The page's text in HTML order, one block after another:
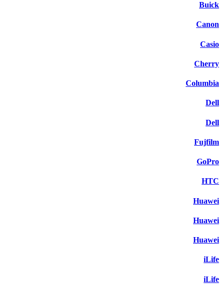
Buick
Canon
Casio
Cherry
Columbia
Dell
Dell
Fujfilm
GoPro
HTC
Huawei
Huawei
Huawei
iLife
iLife